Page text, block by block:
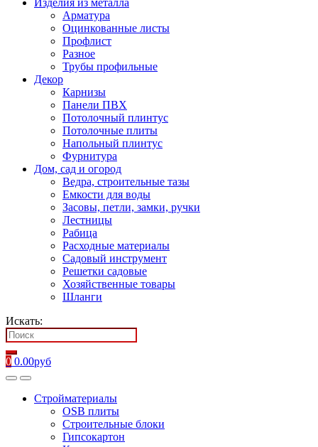
Изделия из металла
Арматура
Оцинкованные листы
Профлист
Разное
Трубы профильные
Декор
Карнизы
Панели ПВХ
Потолочный плинтус
Потолочные плиты
Напольный плинтус
Фурнитура
Дом, сад и огород
Ведра, строительные тазы
Емкости для воды
Засовы, петли, замки, ручки
Лестницы
Рабица
Расходные материалы
Садовый инструмент
Решетки садовые
Хозяйственные товары
Шланги
Искать:
0 0.00руб
Стройматериалы
OSB плиты
Строительные блоки
Гипсокартон